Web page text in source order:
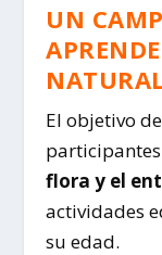
UN
El objetivo
flora y el
actividades
su edad.